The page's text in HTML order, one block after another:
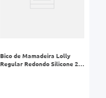
Bico de Mamadeira Lolly
Regular Redondo Silicone 2